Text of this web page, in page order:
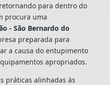
para dentro do
procura uma
- São Bernardo do
preparada para
a causa do entupimento
apropriados.
práticas alinhadas às